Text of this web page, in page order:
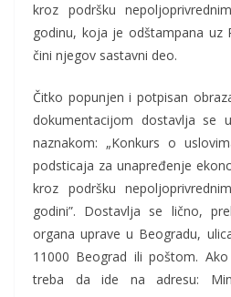
kroz podršku
godinu, koja je odštampana uz
čini njegov sastavni deo.
Čitko popunjen i potpisan
dokumentacijom dostavlja se
naznakom: „Konkurs o
podsticaja za unapređenje
kroz podršku
godini”. Dostavlja se lično,
organa uprave u Beogradu,
11000 Beograd ili poštom.
treba da ide na adresu: